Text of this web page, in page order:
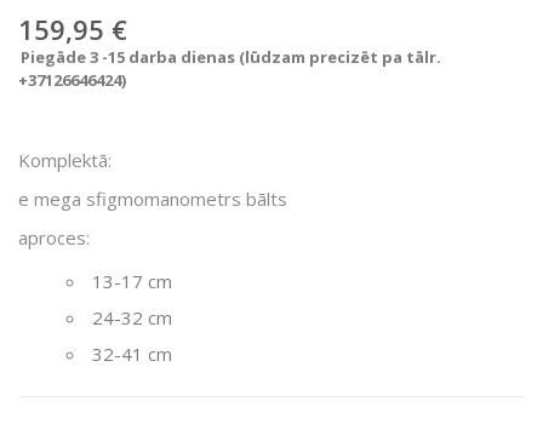
159,95 €
Piegāde 3 -15 darba dienas (lūdzam precizēt pa tālr.
+37126646424)
Komplektā:
e mega sfigmomanometrs bālts
aproces:
13-17 cm
24-32 cm
32-41 cm